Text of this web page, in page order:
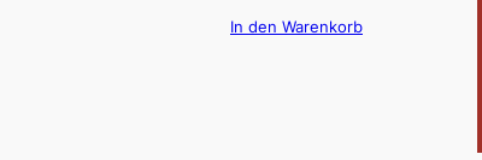
In den Warenkorb